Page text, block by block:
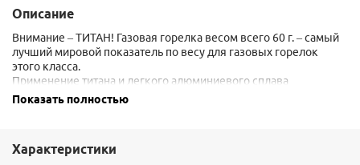
Описание
Внимание – ТИТАН! Газовая горелка весом всего 60 г. – самый
лучший мировой показатель по весу для газовых горелок
этого класса.
Применение титана и легкого алюминиевого сплава
обеспечивает газовой горелке легкость, высокую надежность
адаптера со шлангом Cobra.
Показать полностью
Характеристики